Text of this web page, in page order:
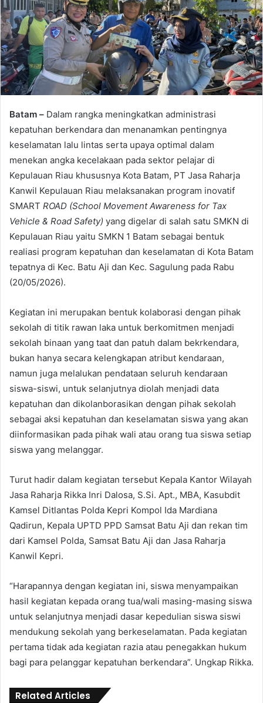
Batam – Dalam rangka meningkatkan administrasi
kepatuhan berkendara dan menanamkan pentingnya
keselamatan lalu lintas serta upaya optimal dalam
menekan angka kecelakaan pada sektor pelajar di
Kepulauan Riau khususnya Kota Batam, PT Jasa Raharja
Kanwil Kepulauan Riau melaksanakan program inovatif
SMART ROAD (School Movement Awareness for Tax
Vehicle & Road Safety) yang digelar di salah satu SMKN di
Kepulauan Riau yaitu SMKN 1 Batam sebagai bentuk
realiasi program kepatuhan dan keselamatan di Kota Batam
tepatnya di Kec. Batu Aji dan Kec. Sagulung pada Rabu
(20/05/2026).
Kegiatan ini merupakan bentuk kolaborasi dengan pihak
sekolah di titik rawan laka untuk berkomitmen menjadi
sekolah binaan yang taat dan patuh dalam bekrkendara,
bukan hanya secara kelengkapan atribut kendaraan,
namun juga melalukan pendataan seluruh kendaraan
siswa-siswi, untuk selanjutnya diolah menjadi data
kepatuhan dan dikolanborasikan dengan pihak sekolah
sebagai aksi kepatuhan dan keselamatan siswa yang akan
diinformasikan pada pihak wali atau orang tua siswa setiap
siswa yang melanggar.
Turut hadir dalam kegiatan tersebut Kepala Kantor Wilayah
Jasa Raharja Rikka Inri Dalosa, S.Si. Apt., MBA, Kasubdit
Kamsel Ditlantas Polda Kepri Kompol Ida Mardiana
Qadirun, Kepala UPTD PPD Samsat Batu Aji dan rekan tim
dari Kamsel Polda, Samsat Batu Aji dan Jasa Raharja
Kanwil Kepri.
“Harapannya dengan kegiatan ini, siswa menyampaikan
hasil kegiatan kepada orang tua/wali masing-masing siswa
untuk selanjutnya menjadi dasar kepedulian siswa siswi
mendukung sekolah yang berkeselamatan. Pada kegiatan
pertama tidak ada kegiatan razia atau penegakkan hukum
bagi para pelanggar kepatuhan berkendara”. Ungkap Rikka.
Related Articles